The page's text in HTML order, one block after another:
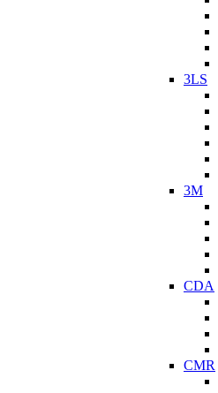
3LS
3M
CDA
CMR